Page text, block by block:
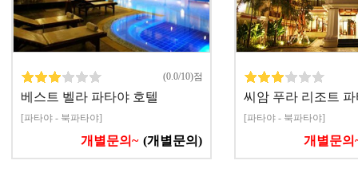
(0.0/10)점
베스트 벨라 파타야 호텔
[파타야 - 북파타야]
개별문의~ (개별문의)
씨암 푸라 리조트
[파타야 - 북파타야]
개별문의